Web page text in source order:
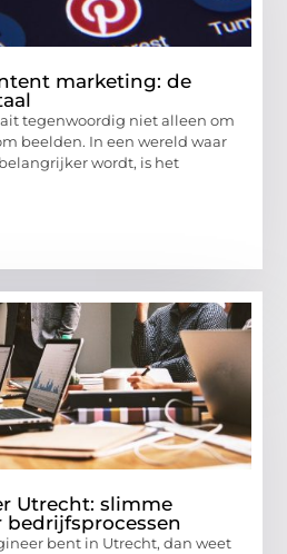
marketing: de
tegenwoordig niet alleen om
beelden. In een wereld waar
wordt, is het
Utrecht: slimme
bent in Utrecht, dan weet